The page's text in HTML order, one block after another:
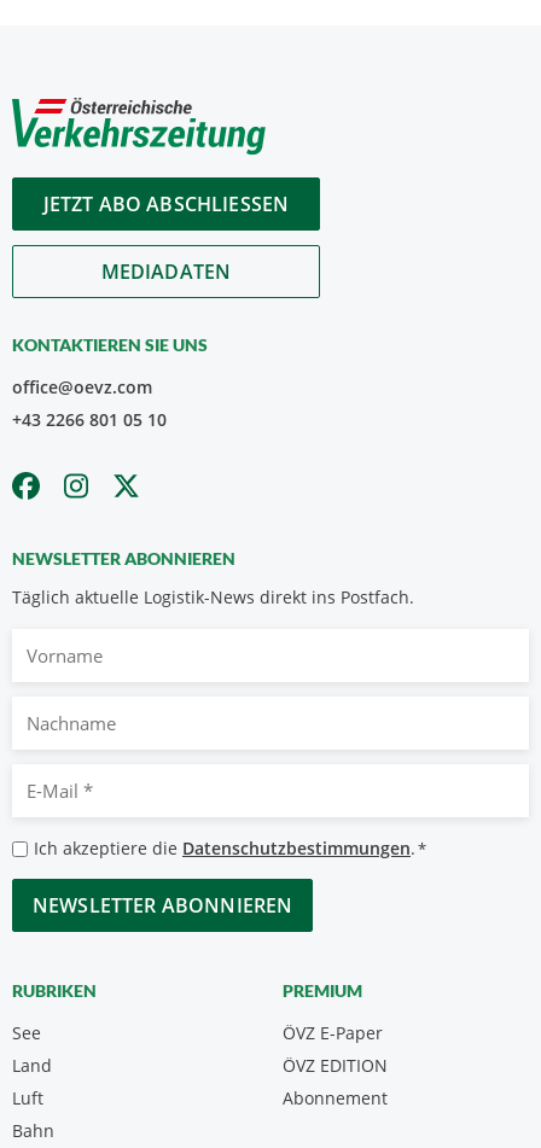
JETZT ABO ABSCHLIESSEN
MEDIADATEN
KONTAKTIEREN SIE UNS
office@oevz.com
+43 2266 801 05 10
NEWSLETTER ABONNIEREN
Täglich aktuelle Logistik-News direkt ins Postfach.
Nachname
Mail
*
Datenschutzbestimmungen
*
Ich akzeptiere die Datenschutzbestimmungen.*
CAPTCHA
RUBRIKEN
See
Land
Luft
Bahn
PREMIUM
ÖVZ E-Paper
Abonnement
ÖVZ EDITION